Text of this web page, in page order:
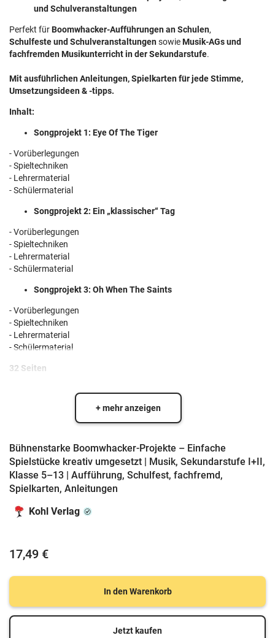
und Schulveranstaltungen
Perfekt fürBoomwhacker-Aufführungen an Schulen,
Schulfeste und SchulveranstaltungensowieMusik-AGs und
fachfremden Musikunterricht in der Sekundarstufe.
Mit ausführlichen Anleitungen, Spielkarten für jede Stimme,
Umsetzungsideen & -tipps.
Inhalt:
Songprojekt 1: Eye Of The Tiger
- Vorüberlegungen
- Spieltechniken
- Lehrermaterial
- Schülermaterial
Songprojekt 2: Ein „klassischer“ Tag
- Vorüberlegungen
- Spieltechniken
- Lehrermaterial
- Schülermaterial
Songprojekt 3: Oh When The Saints
- Vorüberlegungen
- Spieltechniken
- Lehrermaterial
- Schülermaterial
32 Seiten
+ mehr anzeigen
Bühnenstarke Boomwhacker-Projekte – Einfache
Spielstücke kreativ umgesetzt | Musik, Sekundarstufe I+II,
Klasse 5–13 | Aufführung, Schulfest, fachfremd,
Spielkarten, Anleitungen
Kohl Verlag
17,49 €
In den Warenkorb
Jetzt kaufen